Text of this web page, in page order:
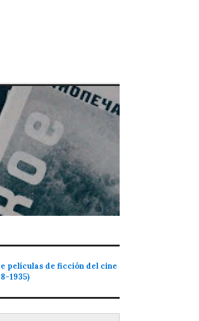
películas de ficción del cine
1935)